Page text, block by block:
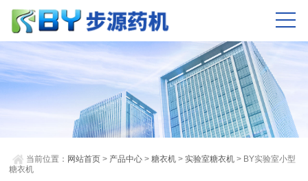
当前位置： 网站首页 > 产品中心 >糖衣机 >实验室糖衣机 > BY实验室小型
糖衣机